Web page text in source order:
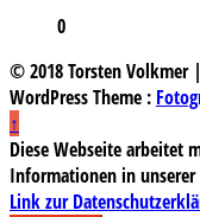
0
© 2018 Torsten Volkmer |
WordPress Theme :
↑
Diese Webseite arbeitet
Informationen in
Link zur